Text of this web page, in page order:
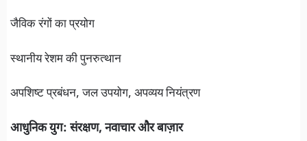
जैविक रंगों का प्रयोग
स्थानीय रेशम की पुनरुत्थान
अपशिष्ट प्रबंधन, जल उपयोग, अपव्यय नियंत्रण
आधुनिक युग: संरक्षण, नवाचार और बाज़ार